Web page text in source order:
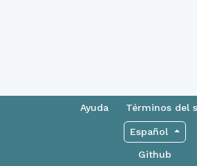
Ayuda Términos del
Español
Github